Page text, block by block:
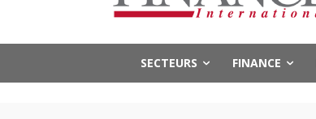
SECTEURS FINANCE